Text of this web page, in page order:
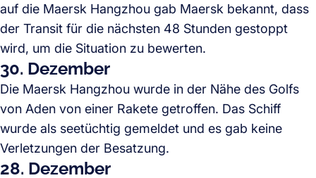
auf die Maersk Hangzhou gab Maersk bekannt, dass
der Transit für die nächsten 48 Stunden gestoppt
wird, um die Situation zu bewerten.
30. Dezember
Die Maersk Hangzhou wurde in der Nähe des Golfs
von Aden von einer Rakete getroffen. Das Schiff
wurde als seetüchtig gemeldet und es gab keine
Verletzungen der Besatzung.
28. Dezember